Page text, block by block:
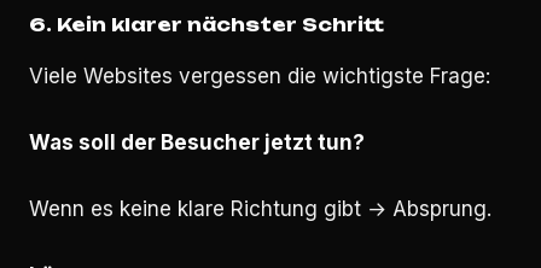
6. Kein klarer nächster Schritt
Viele Websites vergessen die wichtigste Frage:
Was soll der Besucher jetzt tun?
Wenn es keine klare Richtung gibt → Absprung.